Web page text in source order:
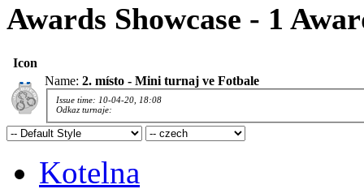
Awards Showcase - 1
Icon
Name: 2. místo - Mini turnaj ve Fotbale
Issue time: 10-04-20, 18:08
Odkaz turnaje:
Kotelna